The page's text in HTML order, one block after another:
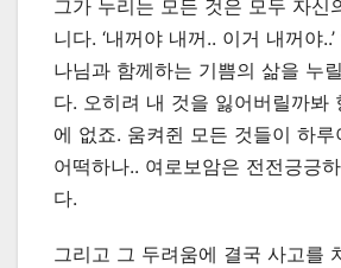
그가 누리는 모든 것은 모두 자신
니다. ‘내꺼야 내꺼.. 이거 내꺼야
나님과 함께하는 기쁨의 삶을 누
다. 오히려 내 것을 잃어버릴까봐
에 없죠. 움켜쥔 모든 것들이 하루
어떡하나.. 여로보암은 전전긍긍
다.
그리고 그 두려움에 결국 사고를